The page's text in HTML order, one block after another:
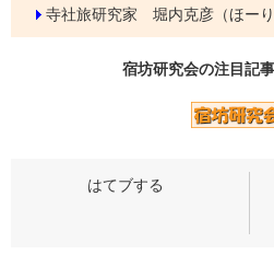
寺社旅研究家 堀内克彦（ほー
宿坊研究会の注目記事